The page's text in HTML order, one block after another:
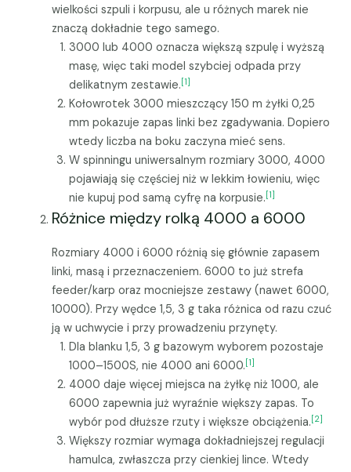
wielkości szpuli i korpusu, ale u różnych marek nie
znaczą dokładnie tego samego.
3000 lub 4000 oznacza większą szpulę i wyższą
masę, więc taki model szybciej odpada przy
delikatnym zestawie.[1]
Kołowrotek 3000 mieszczący 150 m żyłki 0,25
mm pokazuje zapas linki bez zgadywania. Dopiero
wtedy liczba na boku zaczyna mieć sens.
W spinningu uniwersalnym rozmiary 3000, 4000
pojawiają się częściej niż w lekkim łowieniu, więc
nie kupuj pod samą cyfrę na korpusie.[1]
Różnice między rolką 4000 a 6000
Rozmiary 4000 i 6000 różnią się głównie zapasem
linki, masą i przeznaczeniem. 6000 to już strefa
feeder/karp oraz mocniejsze zestawy (nawet 6000,
10000). Przy wędce 1,5, 3 g taka różnica od razu czuć
ją w uchwycie i przy prowadzeniu przynęty.
Dla blanku 1,5, 3 g bazowym wyborem pozostaje
1000–1500S, nie 4000 ani 6000.[1]
4000 daje więcej miejsca na żyłkę niż 1000, ale
6000 zapewnia już wyraźnie większy zapas. To
wybór pod dłuższe rzuty i większe obciążenia.[2]
Większy rozmiar wymaga dokładniejszej regulacji
hamulca, zwłaszcza przy cienkiej lince. Wtedy